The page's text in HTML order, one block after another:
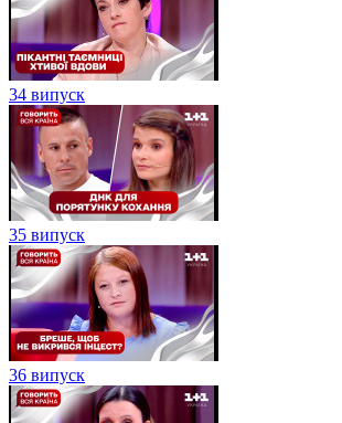
34 випуск
35 випуск
36 випуск